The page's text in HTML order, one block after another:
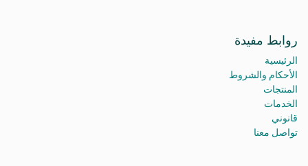
روابط مفيدة
الرئيسية
الأحكام والشروط
المنتجات
الخدمات
قانوني
تواصل معنا